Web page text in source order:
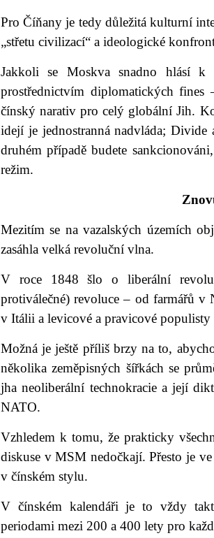
Pro Číňany je tedy důležitá kulturní
„střetu civilizací“ a ideologické
Jakkoli se Moskva snadno hlásí k
prostřednictvím diplomatických fines
čínský narativ pro celý globální Jih.
idejí je jednostranná nadvláda;
druhém případě budete
režim.
Mezitím se na vazalských územích
zasáhla velká revoluční vlna.
V roce 1848 šlo o liberální
protiválečné) revoluce – od farmářů v
v Itálii a levicové a pravicové
Možná je ještě příliš brzy na to,
několika zeměpisných šířkách se
jha neoliberální technokracie a její
NATO.
Vzhledem k tomu, že prakticky
diskuse v MSM nedočkají. Přesto je
v čínském stylu.
V čínském kalendáři je to vždy
periodami mezi 200 a 400 lety pro